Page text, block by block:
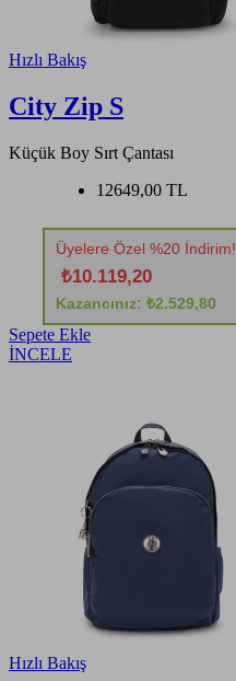
Hızlı Bakış
City Zip S
Küçük Boy Sırt Çantası
12649,00 TL
Üyelere Özel %20 İndirim!
₺10.119,20
Kazancınız: ₺2.529,80
Sepete Ekle
İNCELE
Hızlı Bakış